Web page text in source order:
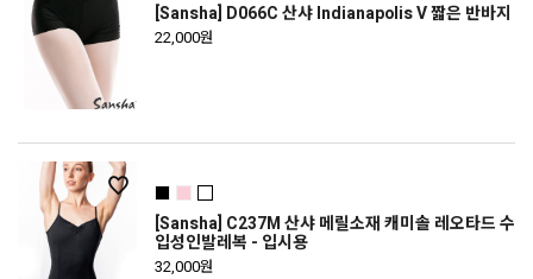
[Sansha] D066C 산샤 Indianapolis V 짧은 반바지
22,000원
[Sansha] C237M 산샤 메릴소재 캐미솔 레오타드 수
입성인발레복 - 입시용
32,000원